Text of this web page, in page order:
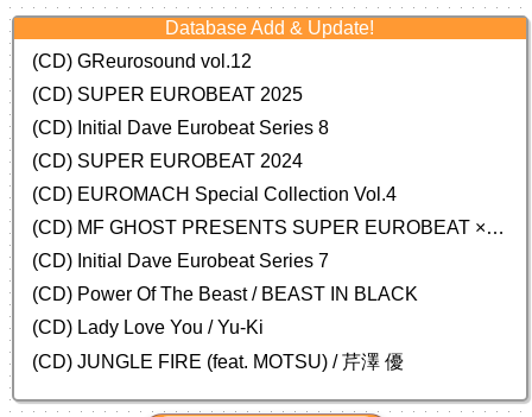
Database Add & Update!
(CD) GReurosound vol.12
(CD) SUPER EUROBEAT 2025
(CD) Initial Dave Eurobeat Series 8
(CD) SUPER EUROBEAT 2024
(CD) EUROMACH Special Collection Vol.4
(CD) MF GHOST PRESENTS SUPER EUROBEAT × ORIGINAL SOUNDTRACK NEW COLLECTION
(CD) Initial Dave Eurobeat Series 7
(CD) Power Of The Beast / BEAST IN BLACK
(CD) Lady Love You / Yu-Ki
(CD) JUNGLE FIRE (feat. MOTSU) / 芹澤 優